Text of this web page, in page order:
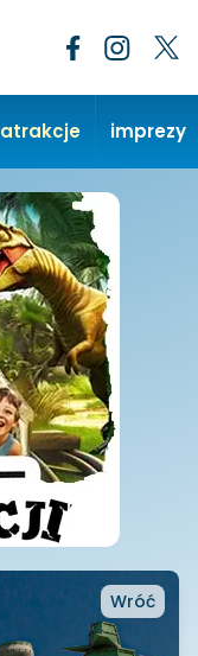
atrakcje imprezy
Wróć